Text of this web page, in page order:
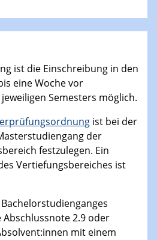
ist die Einschreibung in den
eine Woche vor
Semesters möglich.
ist bei der
der
festzulegen. Ein
Vertiefungsbereiches ist
2.9 oder
mit einem